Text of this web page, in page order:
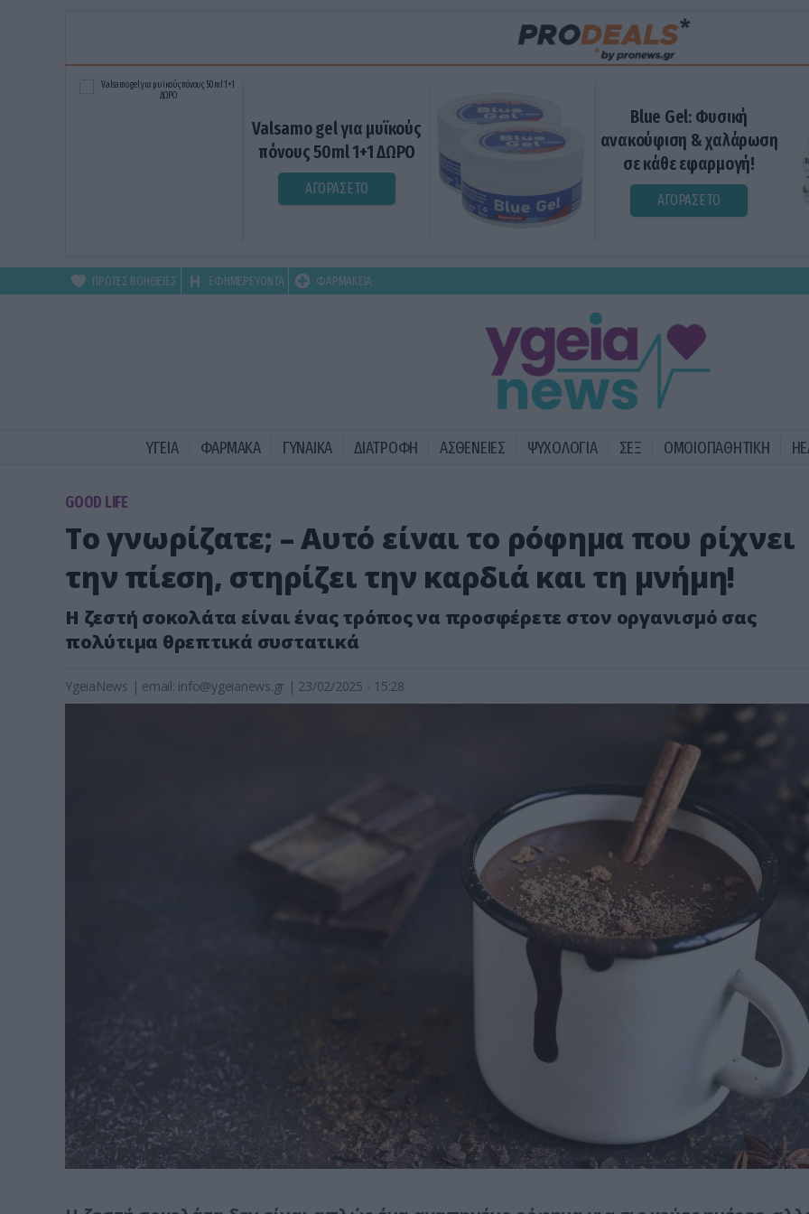
Valsamo gel για μυϊκούς
πόνους 50ml 1+1 ΔΩΡΟ
ΑΓΟΡΑΣΕ ΤΟ
Blue Gel: Φυσική
ανακούφιση & χαλάρωση
σε κάθε εφαρμογή!
ΑΓΟΡΑΣΕ ΤΟ
ΠΡΩΤΕΣ ΒΟΗΘΕΙΕΣ ΕΦΗΜΕΡΕΥΟΝΤΑ ΦΑΡΜΑΚΕΙΑ
ΥΓΕΙΑ ΦΑΡΜΑΚΑ ΓΥΝΑΙΚΑ ΔΙΑΤΡΟΦΗ ΑΣΘΕΝΕΙΕΣ ΨΥΧΟΛΟΓΙΑ ΣΕΞ ΟΜΟΙΟΠΑΘΗΤΙΚΗ
GOOD LIFE
Το γνωρίζατε; – Αυτό είναι το ρόφημα που ρίχνει
την πίεση, στηρίζει την καρδιά και τη μνήμη!
Η ζεστή σοκολάτα είναι ένας τρόπος να προσφέρετε στον οργανισμό σας
πολύτιμα θρεπτικά συστατικά
YgeiaNews | email: info@ygeianews.gr | 23/02/2025 - 15:28